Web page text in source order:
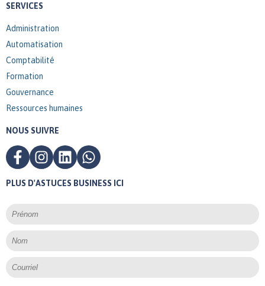
SERVICES
Administration
Automatisation
Comptabilité
Formation
Gouvernance
Ressources humaines
NOUS SUIVRE
PLUS D'ASTUCES BUSINESS ICI